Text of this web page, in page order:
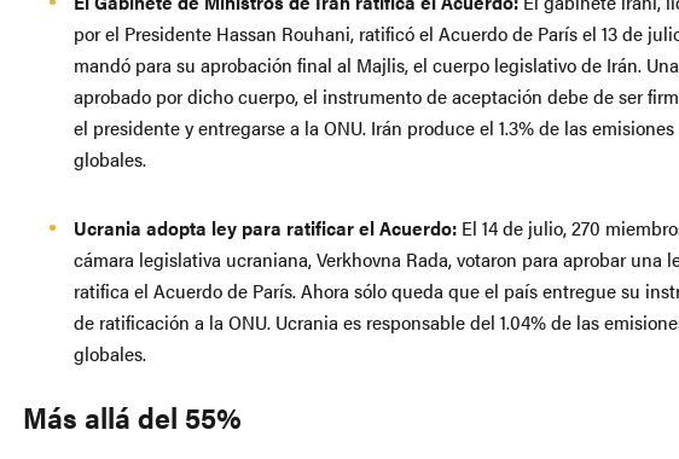
por el Presidente Hassan Rouhani, ratificó el Acuerdo de París el 13 de
mandó para su aprobación final al Majlis, el cuerpo legislativo de Irán.
aprobado por dicho cuerpo, el instrumento de aceptación debe de ser
el presidente y entregarse a la ONU. Irán produce el 1.3% de las emisiones
globales.
Ucrania adopta ley para ratificar el Acuerdo: El 14 de julio, 270
cámara legislativa ucraniana, Verkhovna Rada, votaron para aprobar una
ratifica el Acuerdo de París. Ahora sólo queda que el país entregue su
de ratificación a la ONU. Ucrania es responsable del 1.04% de las
globales.
Más allá del 55%